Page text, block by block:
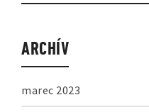
ARCHÍV
marec 2023